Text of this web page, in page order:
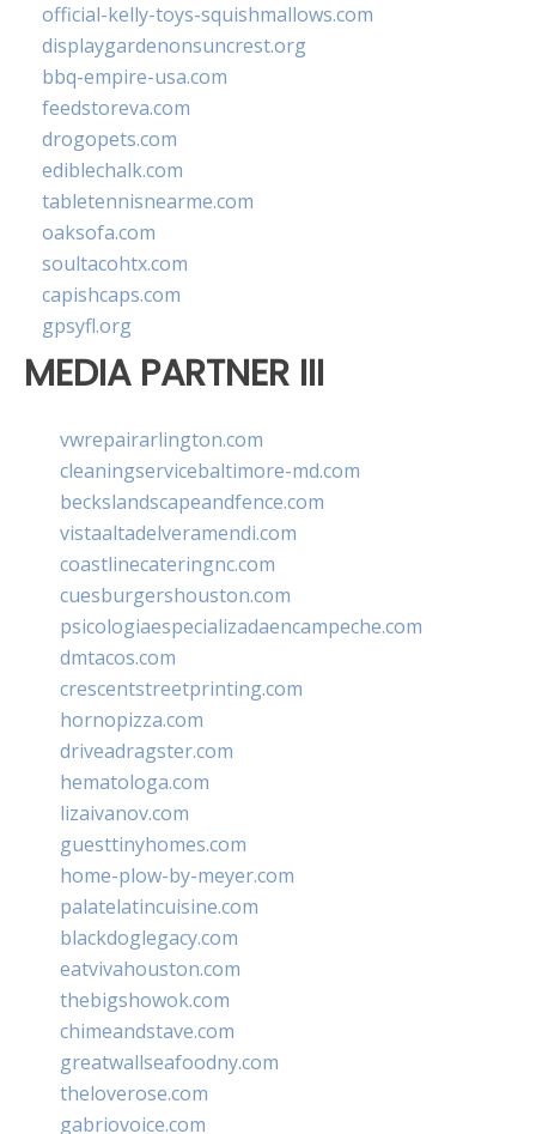
official-kelly-toys-squishmallows.com
displaygardenonsuncrest.org
bbq-empire-usa.com
feedstoreva.com
drogopets.com
ediblechalk.com
tabletennisnearme.com
oaksofa.com
soultacohtx.com
capishcaps.com
gpsyfl.org
MEDIA PARTNER III
vwrepairarlington.com
cleaningservicebaltimore-md.com
beckslandscapeandfence.com
vistaaltadelveramendi.com
coastlinecateringnc.com
cuesburgershouston.com
psicologiaespecializadaencampeche.com
dmtacos.com
crescentstreetprinting.com
hornopizza.com
driveadragster.com
hematologa.com
lizaivanov.com
guesttinyhomes.com
home-plow-by-meyer.com
palatelatincuisine.com
blackdoglegacy.com
eatvivahouston.com
thebigshowok.com
chimeandstave.com
greatwallseafoodny.com
theloverose.com
gabriovoice.com